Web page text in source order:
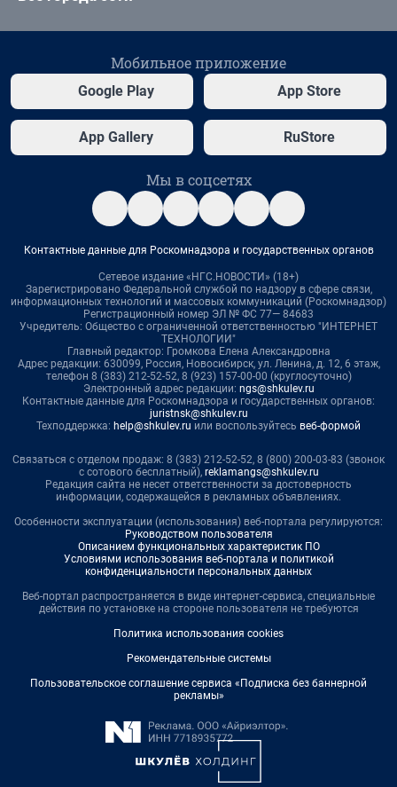
Мобильное приложение
Google Play App Store
App Gallery RuStore
Мы в соцсетях
Контактные данные для Роскомнадзора и государственных органов
Сетевое издание «НГС.НОВОСТИ» (18+)
Зарегистрировано Федеральной службой по надзору в сфере связи,
информационных технологий и массовых коммуникаций (Роскомнадзор)
Регистрационный номер ЭЛ № ФС 77— 84683
Учредитель: Общество с ограниченной ответственностью "ИНТЕРНЕТ
ТЕХНОЛОГИИ"
Главный редактор: Громкова Елена Александровна
Адрес редакции: 630099, Россия, Новосибирск, ул. Ленина, д. 12, 6 этаж,
телефон 8 (383) 212-52-52, 8 (923) 157-00-00 (круглосуточно)
Электронный адрес редакции: ngs@shkulev.ru
Контактные данные для Роскомнадзора и государственных органов:
juristnsk@shkulev.ru
Техподдержка: help@shkulev.ru или воспользуйтесь веб-формой
Связаться с отделом продаж: 8 (383) 212-52-52, 8 (800) 200-03-83 (звонок
с сотового бесплатный), reklamangs@shkulev.ru
Редакция сайта не несет ответственности за достоверность
информации, содержащейся в рекламных объявлениях.
Особенности эксплуатации (использования) веб-портала регулируются:
Руководством пользователя
Описанием функциональных характеристик ПО
Условиями использования веб-портала и политикой
конфиденциальности персональных данных
Веб-портал распространяется в виде интернет-сервиса, специальные
действия по установке на стороне пользователя не требуются
Политика использования cookies
Рекомендательные системы
Пользовательское соглашение сервиса «Подписка без баннерной
рекламы»